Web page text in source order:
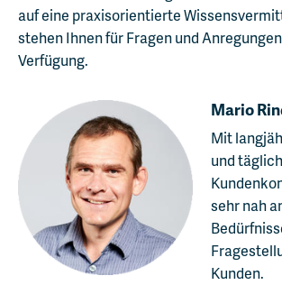
auf eine praxisorientierte
stehen Ihnen für Fragen und
Verfügung.
Mario
Mit
und
sehr nah
Kunden.